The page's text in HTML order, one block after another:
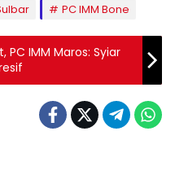
PC IMM Bone
PC IMM Maros: Syiar